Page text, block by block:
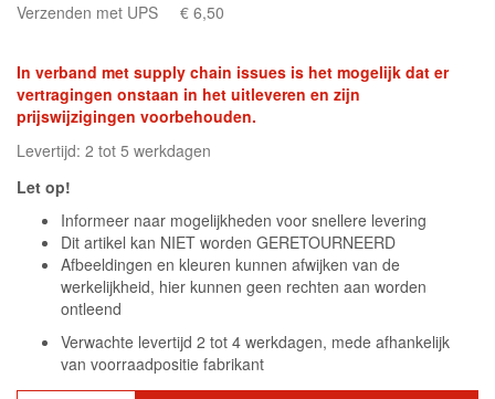
Verzenden met UPS
€ 6,50
In verband met supply chain issues is het mogelijk dat er
vertragingen onstaan in het uitleveren en zijn
prijswijzigingen voorbehouden.
Levertijd: 2 tot 5 werkdagen
Let op!
Informeer naar mogelijkheden voor snellere levering
Dit artikel kan NIET worden GERETOURNEERD
Afbeeldingen en kleuren kunnen afwijken van de
werkelijkheid, hier kunnen geen rechten aan worden
ontleend
Verwachte levertijd 2 tot 4 werkdagen, mede afhankelijk
van voorraadpositie fabrikant